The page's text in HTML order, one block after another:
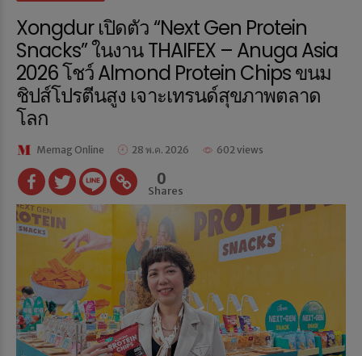
Xongdur เปิดตัว “Next Gen Protein
Snacks” ในงาน THAIFEX – Anuga Asia
2026 โชว์ Almond Protein Chips ขนม
ชิปส์โปรตีนสูง เจาะเทรนด์สุขภาพตลาด
โลก
Memag Online 28 พ.ค. 2026 602 views
0
Shares